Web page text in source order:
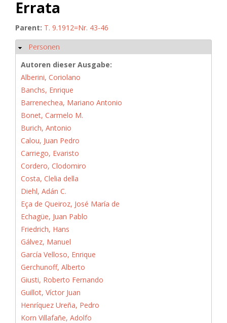
Errata
Parent: T. 9.1912=Nr. 43-46
Hide
Personen
Autoren dieser Ausgabe:
Alberini, Coriolano
Banchs, Enrique
Barrenechea, Mariano Antonio
Bonet, Carmelo M.
Burich, Antonio
Calou, Juan Pedro
Carriego, Evaristo
Cordero, Clodomiro
Costa, Clelia della
Diehl, Adán C.
Eça de Queiroz, José María de
Echagüe, Juan Pablo
Friedrich, Hans
Gálvez, Manuel
García Velloso, Enrique
Gerchunoff, Alberto
Giusti, Roberto Fernando
Guillot, Víctor Juan
Henríquez Ureña, Pedro
Korn Villafañe, Adolfo